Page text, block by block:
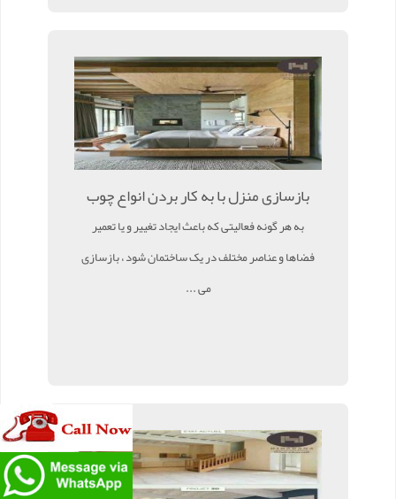
بازسازی منزل با به کار بردن انواع چوب
به هر گونه فعالیتی که باعث ایجاد تغییر و یا تعمیر
فضاها و عناصر مختلف در یک ساختمان شود ، بازسازی
می ...